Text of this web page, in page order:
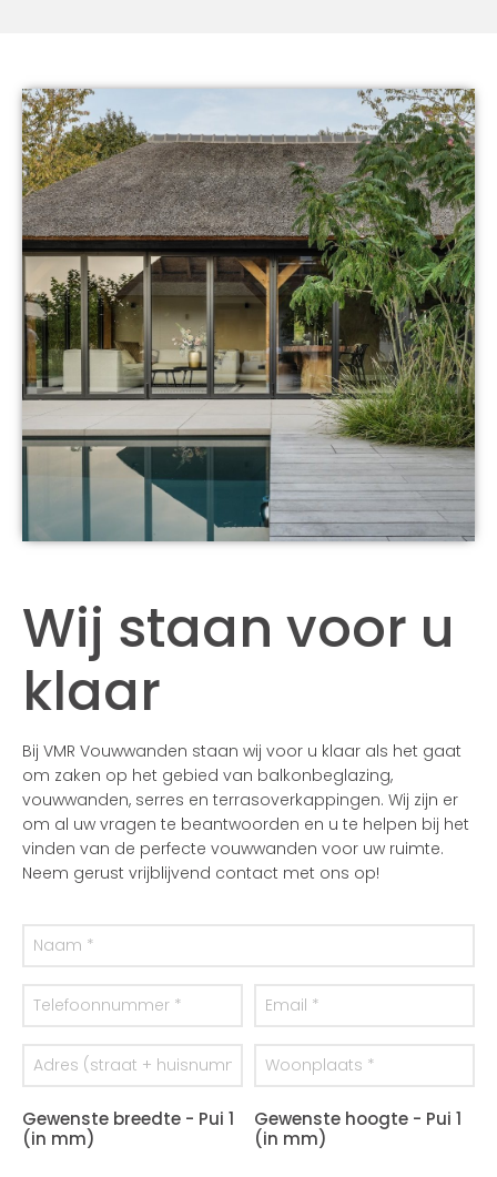
Wij staan voor u
klaar
Bij VMR Vouwwanden staan wij voor u klaar als het gaat
om zaken op het gebied van balkonbeglazing,
vouwwanden, serres en terrasoverkappingen. Wij zijn er
om al uw vragen te beantwoorden en u te helpen bij het
vinden van de perfecte vouwwanden voor uw ruimte.
Neem gerust vrijblijvend contact met ons op!
Gewenste breedte - Pui 1
(in mm)
Gewenste hoogte - Pui 1
(in mm)